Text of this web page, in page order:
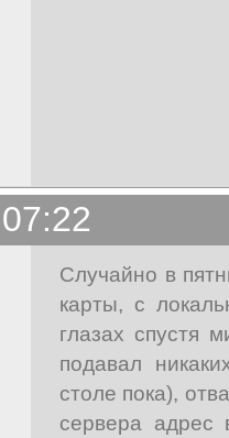
Случайно в
карты, с
глазах спустя
подавал
столе пока),
сервера